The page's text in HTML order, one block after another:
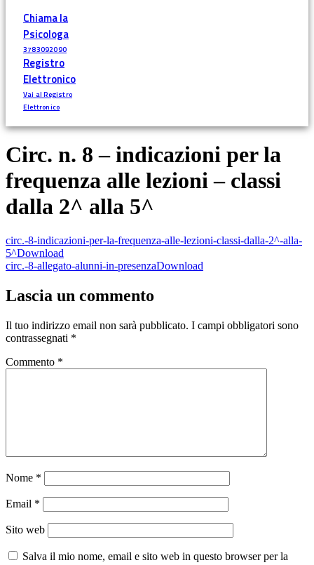
Chiama la
Psicologa
3783092090
Registro
Elettronico
Vai al Registro
Elettronico
Circ. n. 8 – indicazioni per la
frequenza alle lezioni – classi
dalla 2^ alla 5^
circ.-8-indicazioni-per-la-frequenza-alle-lezioni-classi-dalla-2^-alla-
5^Download
circ.-8-allegato-alunni-in-presenzaDownload
Lascia un commento
Il tuo indirizzo email non sarà pubblicato. I campi obbligatori sono
contrassegnati *
Commento *
Nome *
Email *
Sito web
Salva il mio nome, email e sito web in questo browser per la